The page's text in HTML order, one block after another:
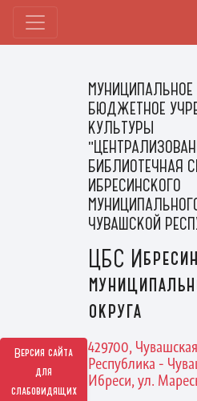
Версия сайта
для
слабовидящих
МУНИЦИПАЛЬНОЕ
БЮДЖЕТНОЕ
КУЛЬТУРЫ
БИБЛИОТЕЧНАЯ
ИБРЕСИНСКОГО
ЧУВАШСКОЙ
ЦБС
округа
429700, Чувашская
Республика -
Ибреси, ул.